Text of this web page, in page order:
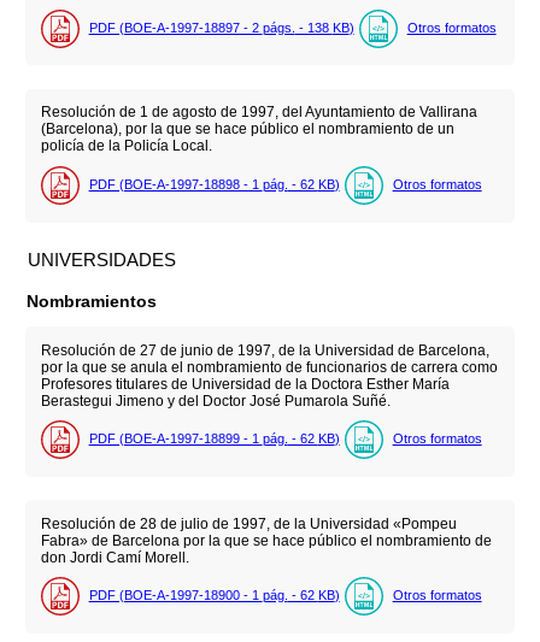
PDF (BOE-A-1997-18897 - 2 págs. - 138 KB) Otros formatos
Resolución de 1 de agosto de 1997, del Ayuntamiento de Vallirana
(Barcelona), por la que se hace público el nombramiento de un
policía de la Policía Local.
PDF (BOE-A-1997-18898 - 1 pág. - 62 KB) Otros formatos
UNIVERSIDADES
Nombramientos
Resolución de 27 de junio de 1997, de la Universidad de Barcelona,
por la que se anula el nombramiento de funcionarios de carrera como
Profesores titulares de Universidad de la Doctora Esther María
Berastegui Jimeno y del Doctor José Pumarola Suñé.
PDF (BOE-A-1997-18899 - 1 pág. - 62 KB) Otros formatos
Resolución de 28 de julio de 1997, de la Universidad «Pompeu
Fabra» de Barcelona por la que se hace público el nombramiento de
don Jordi Camí Morell.
PDF (BOE-A-1997-18900 - 1 pág. - 62 KB) Otros formatos